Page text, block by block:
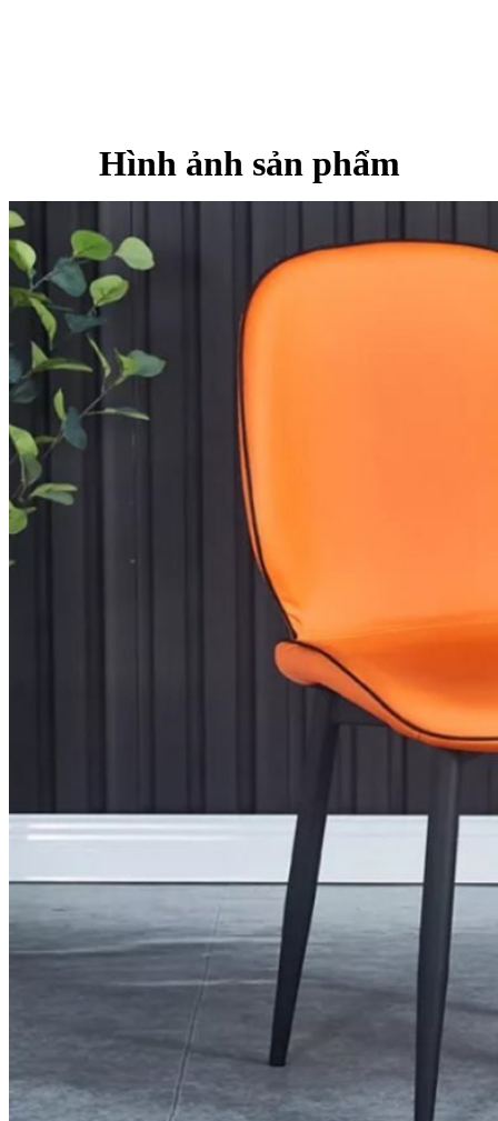
Hình ảnh sản phẩm